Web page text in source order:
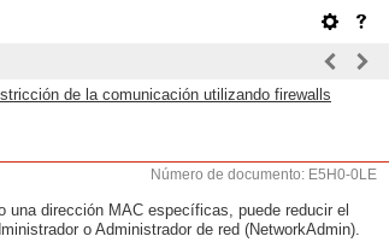
de la comunicación utilizando firewalls
Número de documento: E5H0-0LE
dirección MAC específicas, puede reducir el
o Administrador de red (NetworkAdmin).